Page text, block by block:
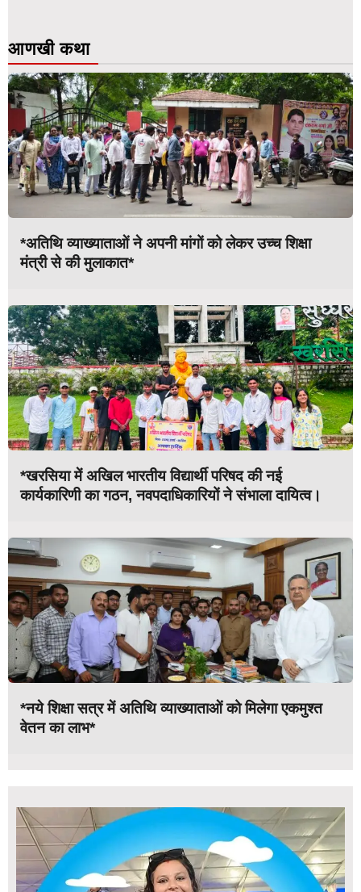
आणखी कथा
*अतिथि व्याख्याताओं ने अपनी मांगों को लेकर उच्च शिक्षा
मंत्री से की मुलाकात*
*खरसिया में अखिल भारतीय विद्यार्थी परिषद की नई
कार्यकारिणी का गठन, नवपदाधिकारियों ने संभाला दायित्व।
*नये शिक्षा सत्र में अतिथि व्याख्याताओं को मिलेगा एकमुश्त
वेतन का लाभ*